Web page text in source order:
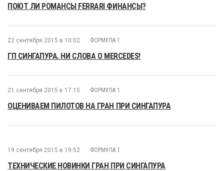
ПОЮТ ЛИ РОМАНСЫ FERRARI ФИНАНСЫ?
22 сентября 2015 в 10:02 ФОРМУЛА 1
ГП СИНГАПУРА. НИ СЛОВА О MERCEDES!
21 сентября 2015 в 17:15 ФОРМУЛА 1
ОЦЕНИВАЕМ ПИЛОТОВ НА ГРАН ПРИ СИНГАПУРА
19 сентября 2015 в 19:52 ФОРМУЛА 1
ТЕХНИЧЕСКИЕ НОВИНКИ ГРАН ПРИ СИНГАПУРА